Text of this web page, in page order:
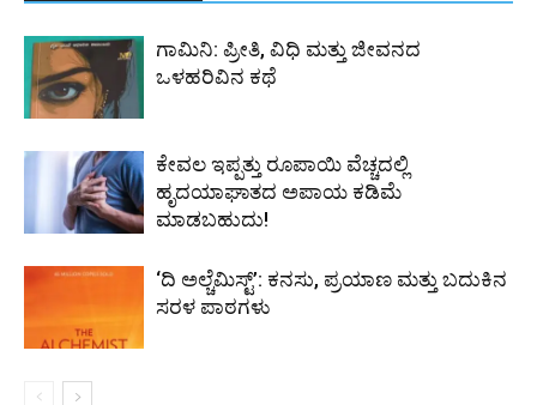
ಗಾಮಿನಿ: ಪ್ರೀತಿ, ವಿಧಿ ಮತ್ತು ಜೀವನದ
ಒಳಹರಿವಿನ ಕಥೆ
ಕೇವಲ ಇಪ್ಪತ್ತು ರೂಪಾಯಿ ವೆಚ್ಚದಲ್ಲಿ
ಹೃದಯಾಘಾತದ ಅಪಾಯ ಕಡಿಮೆ
ಮಾಡಬಹುದು!
‘ದಿ ಅಲ್ಚೆಮಿಸ್ಟ್’: ಕನಸು, ಪ್ರಯಾಣ ಮತ್ತು ಬದುಕಿನ
ಸರಳ ಪಾಠಗಳು